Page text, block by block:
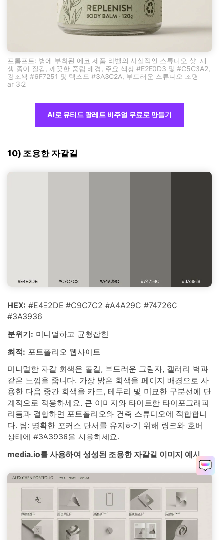
프롬프트: 병에 부착된 에코 제품 라벨의 사실적인 스튜디오 샷, 재
생 종이 질감, 깨끗한 중립 배경, 주요 색상 #E2E0D3 및 #C5C3A2,
강조색 #6F7251 및 텍스트 #3A3C2A, 부드러운 스튜디오 조명 --
ar 3:2
AI로 뮤티드 팔레트 비주얼 무료로 만들기
10) 조용한 자갈길
HEX: #E4E2DE #C9C7C2 #A4A29C #74726C
#3A3936
분위기: 미니멀하고 균형잡힌
최적: 포트폴리오 웹사이트
미니멀한 자갈 회색은 돌길, 부드러운 그림자, 갤러리 벽과
같은 느낌을 줍니다. 가장 밝은 회색을 페이지 배경으로 사
용한 다음 중간 회색을 카드, 테두리 및 미묘한 구분선에 단
계적으로 적용하세요. 큰 이미지와 타이트한 타이포그래피
리듬과 결합하면 포트폴리오와 건축 스튜디오에 적합합니
다. 팁: 명확한 포커스 단서를 유지하기 위해 링크와 호버
상태에 #3A3936을 사용하세요.
media.io를 사용하여 생성된 조용한 자갈길 이미지 예시